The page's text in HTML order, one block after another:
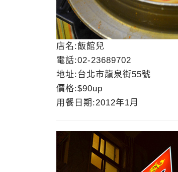
店名:飯館兒
電話:02-23689702
地址:台北市龍泉街55號
價格:$90up
用餐日期:2012年1月